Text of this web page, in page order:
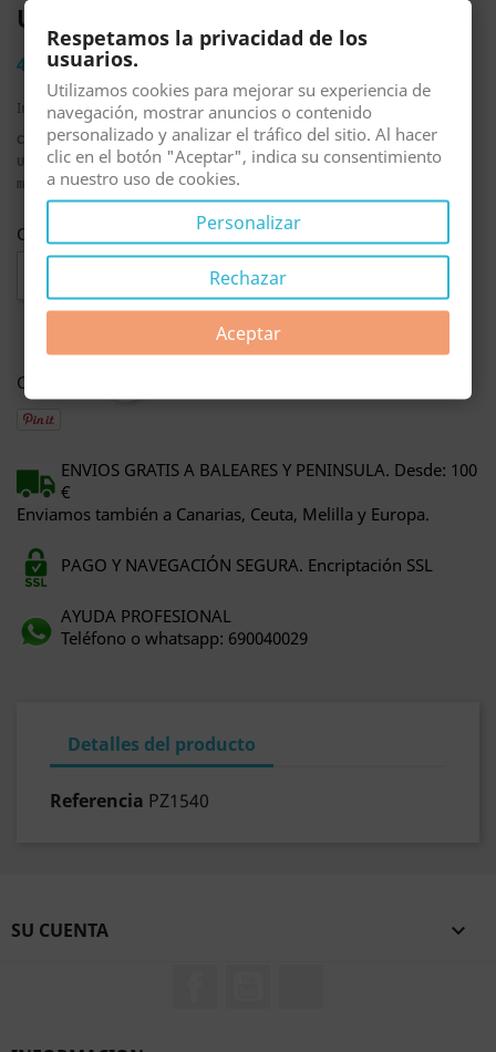
UNIDAD SOPORTE TIPO ROLDANA
4,57 €
Impuestos incluidos
COD. PZ1540
Unidad soporte tipo Roldana, provisto de dos rodillos
metálicos de larga duración.
Cantidad
AÑADIR AL CARRITO
Compartir
ENVIOS GRATIS A BALEARES Y PENINSULA. Desde: 100
€
Enviamos también a Canarias, Ceuta, Melilla y Europa.
PAGO Y NAVEGACIÓN SEGURA. Encriptación SSL
AYUDA PROFESIONAL
Teléfono o whatsapp: 690040029
Detalles del producto
Referencia PZ1540
SU CUENTA 
Respetamos la privacidad de los
usuarios.
Utilizamos cookies para mejorar su experiencia de
navegación, mostrar anuncios o contenido
personalizado y analizar el tráfico del sitio. Al hacer
clic en el botón "Aceptar", indica su consentimiento
a nuestro uso de cookies.
Personalizar
Rechazar
Aceptar